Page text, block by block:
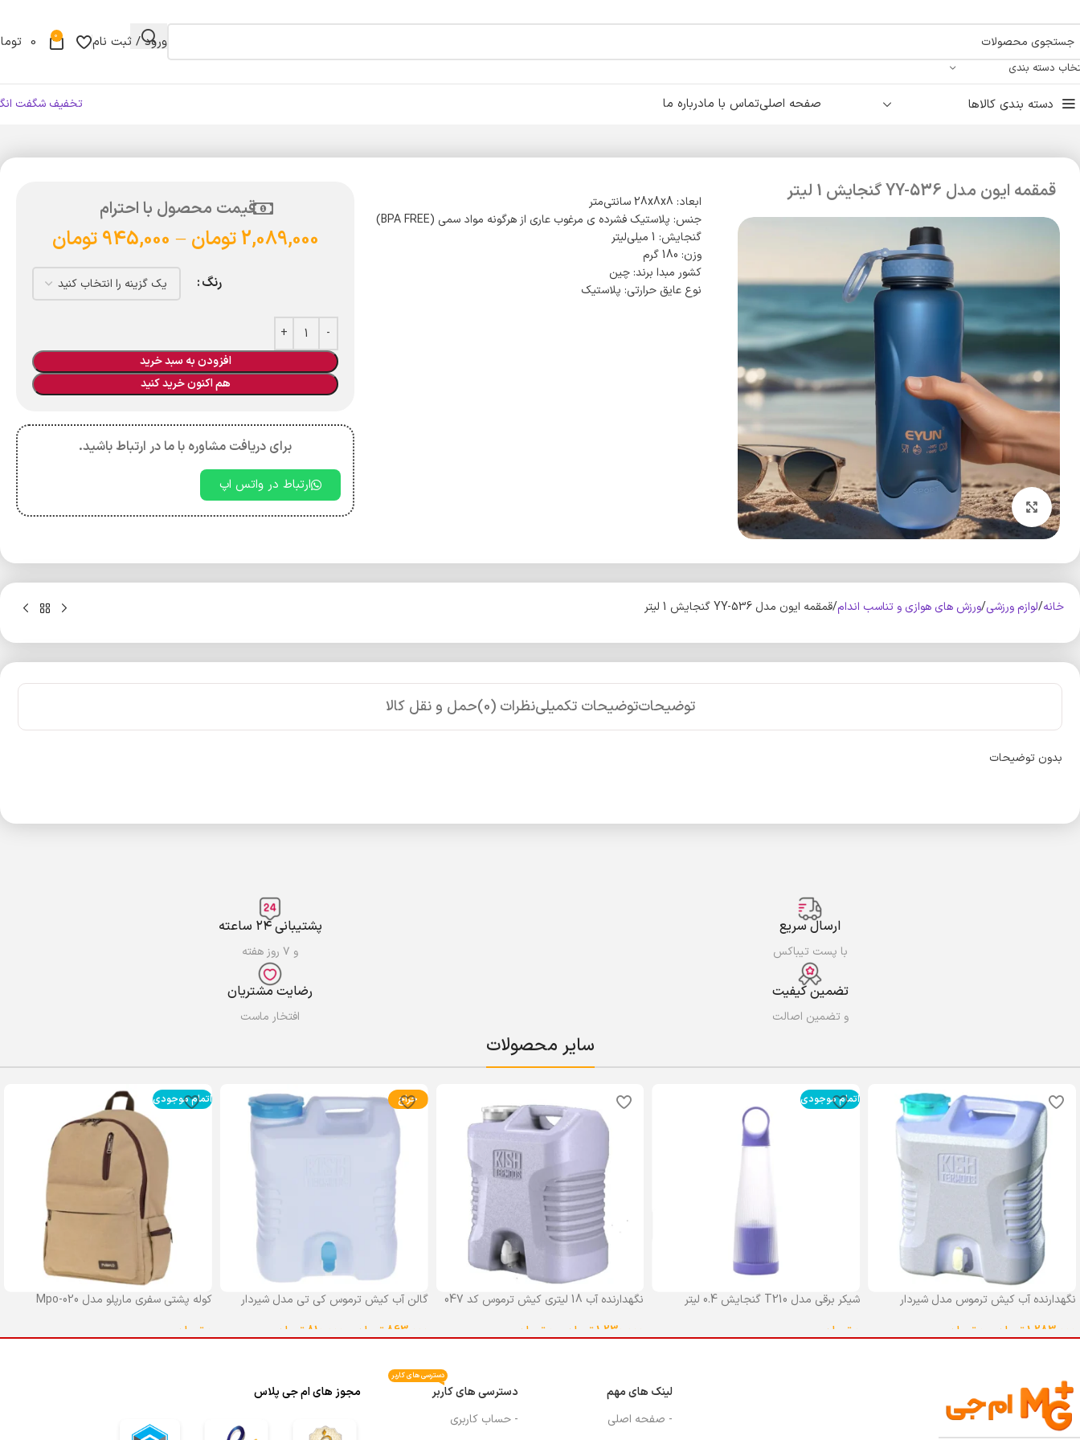
دسته بندی
ورود / ثبت نام 0
0
دسته بندی کالاها صفحه اصلیتماس با مادرباره ما تخفیف شگفت
قمقمه ایون مدل YY-536 گنجایش 1 لیتر
بزرگنمایی تصویر
ابعاد: 28x8x8 سانتی‌متر
جنس: پلاستیک فشرده ی مرغوب عاری از هرگونه مواد سمی (BPA FREE)
گنجایش: 1 میلی‌لیتر
وزن: 180 گرم
کشور مبدا برند: چین
نوع عایق حرارتی: پلاستیک
قیمت محصول با احترام
2,089,000 تومان –
945,000 تومان
رنگ
افزودن به سبد خرید
هم اکنون خرید کنید
برای دریافت مشاوره با ما در ارتباط باشید.
ارتباط در واتس اپ
خانه لوازم ورزشی ورزش های هوازی و تناسب اندام قمقمه ایون مدل YY-536 گنجایش 1 لیتر
توضیحاتتوضیحات تکمیلینظرات (0) حمل و نقل کالا
بدون توضیحات
ارسال سریع
با پست تیباکس
پشتیبانی ۲۴ ساعته
و ۷ روز هفته
تضمین کیفیت
و تضمین اصالت
رضایت مشتریان
افتخار ماست
سایر محصولات
نگهدارنده آب کیش ترموس مدل شیردار
1,283,000تومان تومان
اتمام موجودی
شیکر برقی مدل T210 گنجایش 0.4 لیتر
تومان
نگهدارنده آب 18 لیتری کیش ترموس کد 047
1,230,000تومان تومان
حراج
گالن آب کیش ترموس کی تی مدل شیردار
863,000 تومان 810,000 تومان
اتمام موجودی
کوله پشتی سفری مارپلو مدل Mpo-020
تومان
لینک های مهم
- صفحه اصلی
دسترسی های کاربر
دسترسی های کاربر
- حساب کاربری
مجوز های ام جی پلاس